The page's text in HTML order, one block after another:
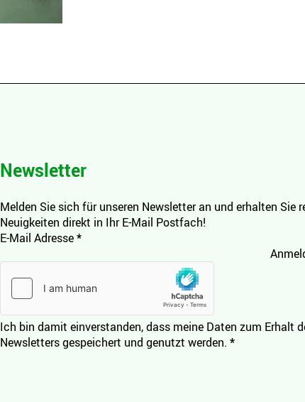
Newsletter
Melden Sie sich für unseren Newsletter an und erhalten Sie
Neuigkeiten direkt in Ihr E-Mail Postfach!
E-Mail Adresse*
Ich bin damit einverstanden, dass meine Daten zum Erhalt
Newsletters gespeichert und genutzt werden. *